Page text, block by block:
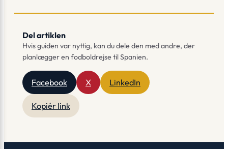
Del artiklen
Hvis guiden var nyttig, kan du dele den med andre, der
planlægger en fodboldrejse til Spanien.
Facebook X LinkedIn
Kopiér link